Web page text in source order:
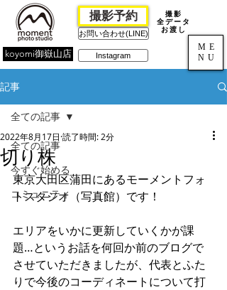
ME
NU
koyomi御嶽山店
撮影予約
お問い合わせ(LINE)
Instagram
撮影
全データ
お渡し
記事
全ての記事
今すぐ始める
コミュニティ
全ての記事
切り株
2022年8月17日 読了時間: 2分
東京大田区蒲田にあるモーメントフォ
トスタジオ（写真館）です！
エリアをいかに更新していくかが課
題…というお話を何回か前のブログで
させていただきましたが、代表とふた
りで今後のコーディネートについて打